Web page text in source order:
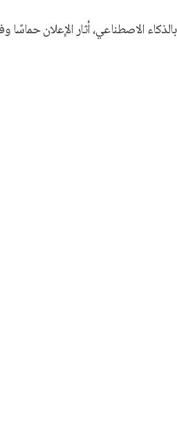
الاصطناعي، أثار الإعلان حماسًا